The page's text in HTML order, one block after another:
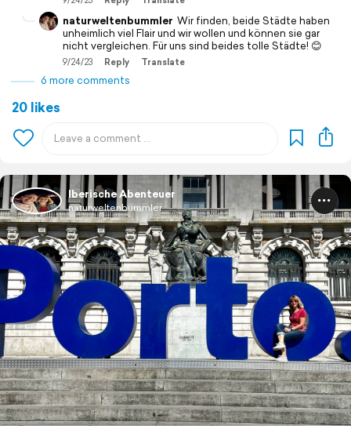
naturweltenbummler Wir finden, beide Städte haben
unheimlich viel Flair und wir wollen und können sie gar
nicht vergleichen. Für uns sind beides tolle Städte! 😊
9/24/23 Reply Translate
6 more comments
20 likes
Iberische Abenteuer
naturweltenbummler